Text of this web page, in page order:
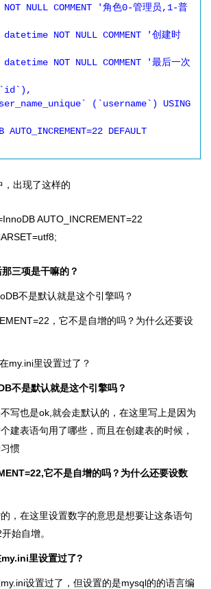
DEFAULT
出现了这样的
AUTO_INCREMENT=22
三项是干嘛的？
不是默认就是这个引擎吗？
，它不是自增的吗？为什么还要设
my.ini里设置过了？
不是默认就是这个引擎吗？
写也是ok,就会走默认的，在这里写上是因为
建表语句用了哪些，而且在创建表的时候，
惯
它不是自增的吗？为什么还要设数
，在这里设置数字的意思是想要让这条语句
始自增。
里设置过了?
设置过了，但设置的是mysql的的语言编